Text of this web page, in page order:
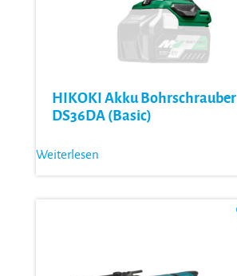
HIKOKI Akku Bohrschrauber
DS36DA (Basic)
Weiterlesen